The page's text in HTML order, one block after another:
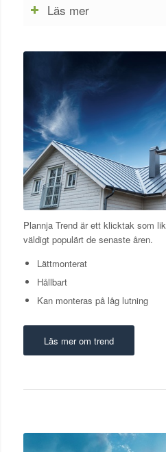
Läs mer
Plannja Trend är ett klicktak som
väldigt populärt de senaste åren.
Lättmonterat
Hållbart
Kan monteras på låg lutning
Läs mer om trend